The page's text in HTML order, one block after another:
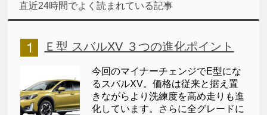
直近24時間でよく読まれている記事
Ｅ型 スバルXV ３つの進化ポイント
今回のマイナーチェンジでE型にな
るスバルXV。価格は従来と据え置
きながらより洗練度を高め走りも進
化しています。さらに全グレードに